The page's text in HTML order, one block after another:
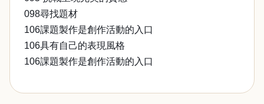
098尋找題材
106課題製作是創作活動的入口
106具有自己的表現風格
106課題製作是創作活動的入口